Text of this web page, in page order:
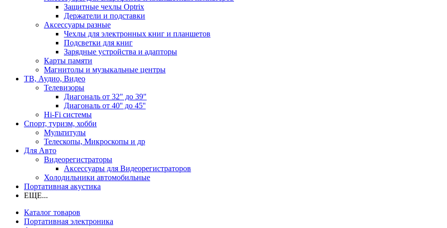
Защитные чехлы Optrix
Держатели и подставки
Аксессуары разные
Чехлы для электронных книг и планшетов
Подсветки для книг
Зарядные устройства и адапторы
Карты памяти
Магнитолы и музыкальные центры
ТВ, Аудио, Видео
Телевизоры
Диагональ от 32" до 39"
Диагональ от 40'' до 45''
Hi-Fi системы
Спорт, туризм, хобби
Мультитулы
Телескопы, Микроскопы и др
Для Авто
Видеорегистраторы
Аксессуары для Видеорегистраторов
Холодильники автомобильные
Портативная акустика
ЕЩЕ...
Каталог товаров
Портативная электроника